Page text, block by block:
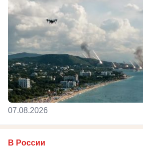
07.08.2026
В России